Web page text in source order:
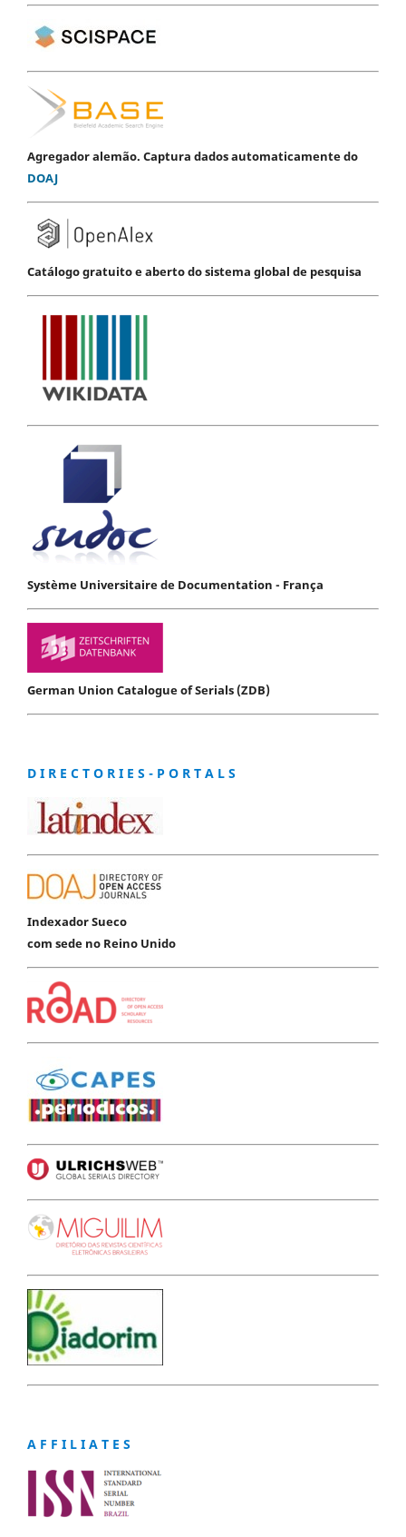
Agregador alemão. Captura dados automaticamente do
DOAJ
Catálogo gratuito e aberto do sistema global de pesquisa
Système Universitaire de Documentation - França
German Union Catalogue of Serials (ZDB)
D I R E C T O R I E S - P O R T A L S
Indexador Sueco
com sede no Reino Unido
A F F I L I A T E S